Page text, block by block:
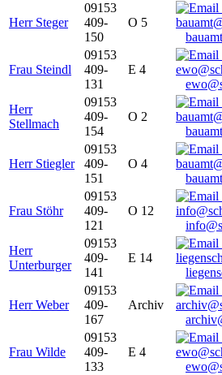
Herr Steger
09153
409-
150
O 5
Frau Steindl
09153
409-
131
E 4
Herr
Stellmach
09153
409-
154
O 2
Herr Stiegler
09153
409-
151
O 4
Frau Stöhr
09153
409-
121
O 12
Herr
Unterburger
09153
409-
141
E 14
Herr Weber
09153
409-
167
Archiv
Frau Wilde
09153
409-
133
E 4